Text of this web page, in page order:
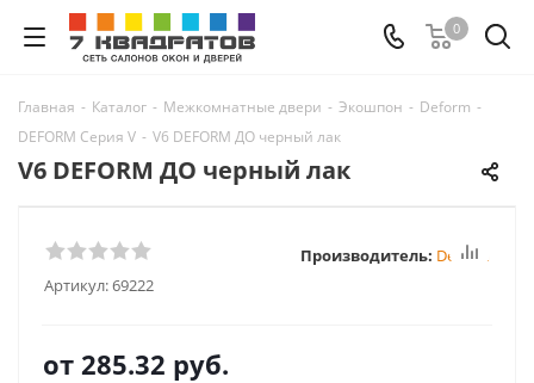
0
Главная - Каталог - Межкомнатные двери - Экошпон - Deform -
DEFORM Серия V - V6 DEFORM ДО черный лак
V6 DEFORM ДО черный лак
Артикул:69222
Производитель: Deform
от 285.32 руб.